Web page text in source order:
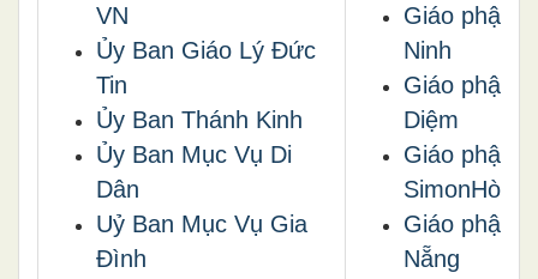
VN
Ủy Ban Giáo Lý Đức
Tin
Ủy Ban Thánh Kinh
Ủy Ban Mục Vụ Di
Dân
Uỷ Ban Mục Vụ Gia
Đình
Giáo phận
Ninh
Giáo phận
Diệm
Giáo phận
SimonHòa
Giáo phận
Nẵng